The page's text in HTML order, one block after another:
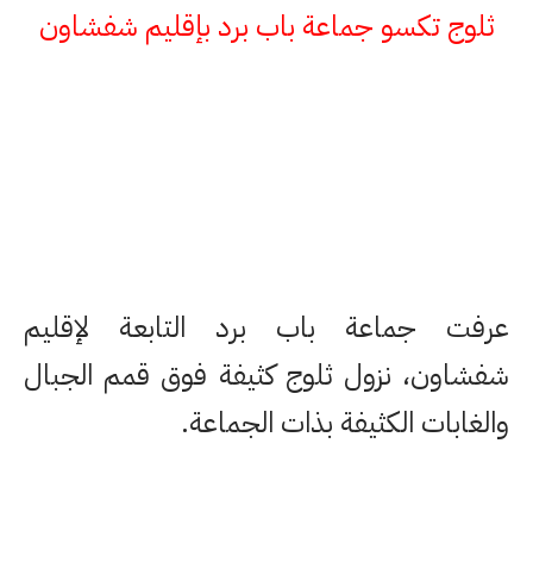
ثلوج تكسو جماعة باب برد بإقليم شفشاون
عرفت جماعة باب برد التابعة لإقليم
شفشاون، نزول ثلوج كثيفة فوق قمم الجبال
والغابات الكثيفة بذات الجماعة.